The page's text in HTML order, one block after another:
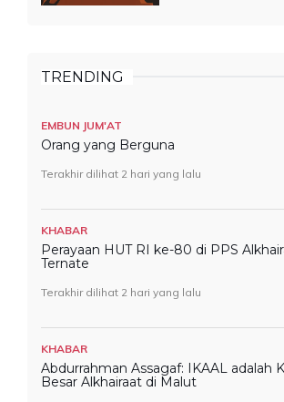
TRENDING
EMBUN JUM'AT
Orang yang Berguna
Terakhir dilihat 2 hari yang lalu
KHABAR
Perayaan HUT RI ke-80 di PPS
Ternate
Terakhir dilihat 2 hari yang lalu
KHABAR
Abdurrahman Assagaf: IKAAL adalah
Besar Alkhairaat di Malut